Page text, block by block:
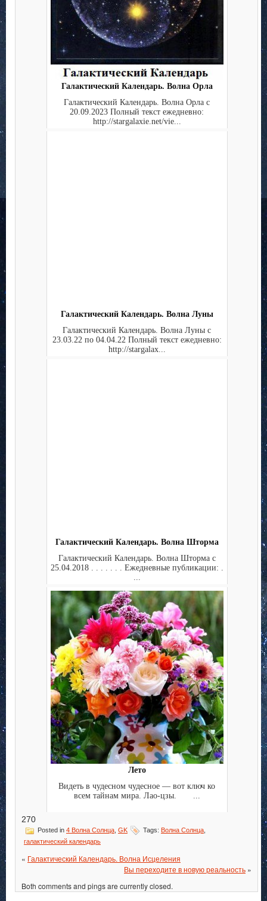
Галактический Календарь. Волна Орла
Галактический Календарь. Волна Орла c
20.09.2023 Полный текст ежедневно:
http://stargalaxie.net/vie...
Галактический Календарь. Волна Луны
Галактический Календарь. Волна Луны с
23.03.22 по 04.04.22 Полный текст ежедневно:
http://stargalax...
Галактический Календарь. Волна Шторма
Галактический Календарь. Волна Шторма с
25.04.2018 . . . . . . . Ежедневные публикации: .
Лето
Видеть в чудесном чудесное — вот ключ ко
всем тайнам мира. Лао-цзы. ...
270
Posted in 4 Волна Солнца GK Tags: Волна Солнца
галактический календарь
« Галактический Календарь. Волна Исцеления
Вы переходите в новую реальность »
Both comments and pings are currently closed.